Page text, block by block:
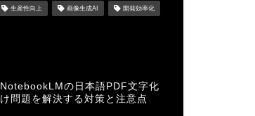
生産性向上 画像生成AI 開発効率化
NotebookLMの日本語PDF文字化
け問題を解決する対策と注意点